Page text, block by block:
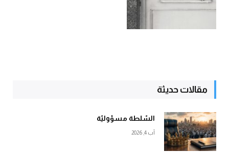
مقالات حديثة
السّلطة مسؤوليّة
آب 4, 2026